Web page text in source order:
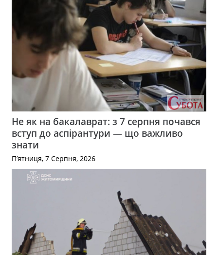
Не як на бакалаврат: з 7 серпня почався
вступ до аспірантури — що важливо
знати
П’ятниця, 7 Серпня, 2026